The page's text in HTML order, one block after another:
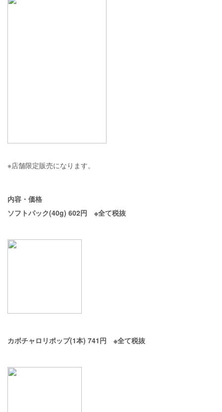
※店舗限定販売になります。
内容・価格
ソフトパック(40g) 602円 ※全て税抜
カボチャロリポップ(1本) 741円 ※全て税抜